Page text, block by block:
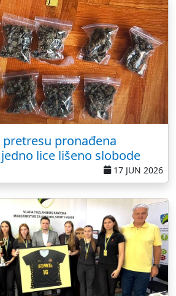
pretresu pronađena
lice lišeno slobode
17 JUN 2026